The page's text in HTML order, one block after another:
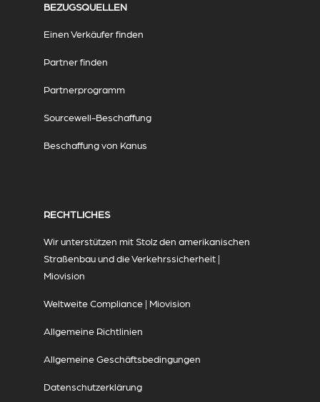
BEZUGSQUELLEN
Einen Verkäufer finden
Partner finden
Partnerprogramm
Sourcewell-Beschaffung
Beschaffung von Kanus
RECHTLICHES
Wir unterstützen mit Stolz den amerikanischen
Straßenbau und die Verkehrssicherheit |
Miovision
Weltweite Compliance | Miovision
Allgemeine Richtlinien
Allgemeine Geschäftsbedingungen
Datenschutzerklärung